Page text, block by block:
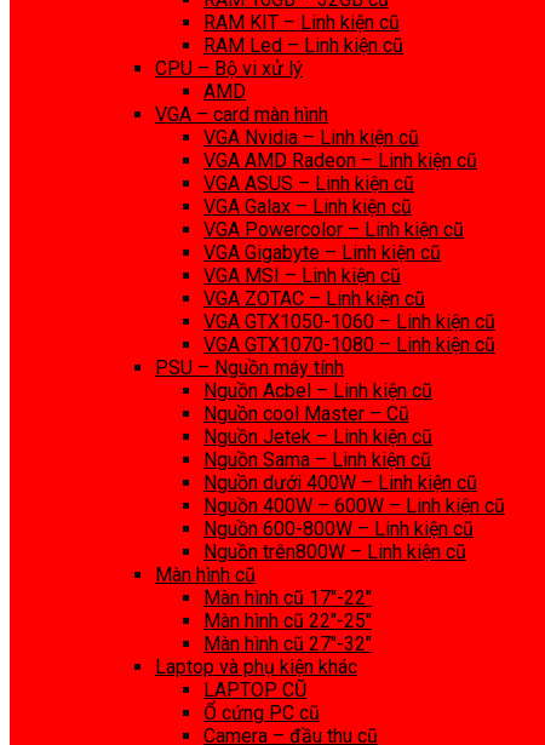
RAM KIT – Linh kiện cũ
RAM Led – Linh kiện cũ
CPU – Bộ vi xử lý
AMD
VGA – card màn hình
VGA Nvidia – Linh kiện cũ
VGA AMD Radeon – Linh kiện cũ
VGA ASUS – Linh kiện cũ
VGA Galax – Linh kiện cũ
VGA Powercolor – Linh kiện cũ
VGA Gigabyte – Linh kiện cũ
VGA MSI – Linh kiện cũ
VGA ZOTAC – Linh kiện cũ
VGA GTX1050-1060 – Linh kiện cũ
VGA GTX1070-1080 – Linh kiện cũ
PSU – Nguồn máy tính
Nguồn Acbel – Linh kiện cũ
Nguồn cool Master – Cũ
Nguồn Jetek – Linh kiện cũ
Nguồn Sama – Linh kiện cũ
Nguồn dưới 400W – Linh kiện cũ
Nguồn 400W – 600W – Linh kiện cũ
Nguồn 600-800W – Linh kiện cũ
Nguồn trên800W – Linh kiện cũ
Màn hình cũ
Màn hình cũ 17″-22″
Màn hình cũ 22″-25″
Màn hình cũ 27″-32″
Laptop và phụ kiện khác
LAPTOP CŨ
Ổ cứng PC cũ
Camera – đầu thu cũ